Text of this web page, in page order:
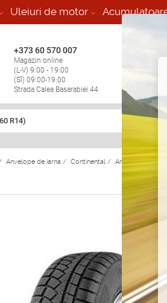
Uleiuri de motor
+373 60 570 007
Magazin online
(L-V) 9:00 - 19:00
(Sî) 09:00-19:00
Strada Calea Basarabiei 44
R14)
Anvelope de iarna / Continental / Anvelope de